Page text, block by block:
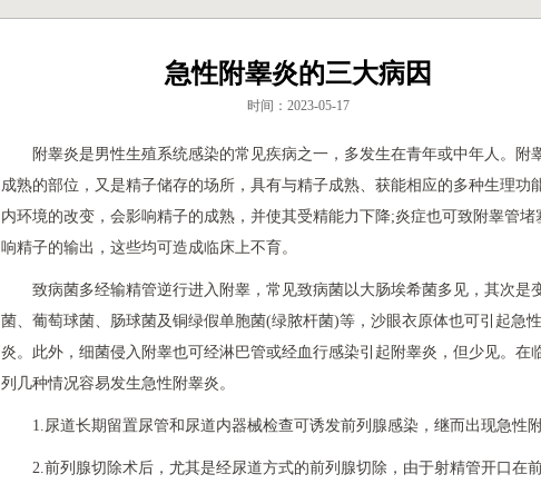
急性附睾炎的三大病因
时间：2023-05-17
附睾炎是男性生殖系统感染的常见疾病之一，多发生在青年或中年人。附
成熟的部位，又是精子储存的场所，具有与精子成熟、获能相应的多种生理功
内环境的改变，会影响精子的成熟，并使其受精能力下降;炎症也可致附睾管堵
响精子的输出，这些均可造成临床上不育。
致病菌多经输精管逆行进入附睾，常见致病菌以大肠埃希菌多见，其次是
菌、葡萄球菌、肠球菌及铜绿假单胞菌(绿脓杆菌)等，沙眼衣原体也可引起急
炎。此外，细菌侵入附睾也可经淋巴管或经血行感染引起附睾炎，但少见。在
列几种情况容易发生急性附睾炎。
1.尿道长期留置尿管和尿道内器械检查可诱发前列腺感染，继而出现急性附
2.前列腺切除术后，尤其是经尿道方式的前列腺切除，由于射精管开口在